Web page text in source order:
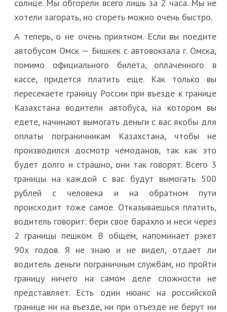
солнце. Мы обгорели всего лишь за 2 часа. Мы не
хотели загорать, но сгореть можно очень быстро.
А теперь, о не очень приятном. Если вы поедите
автобусом Омск — Бишкек с автовокзала г. Омска,
помимо официального билета, оплаченного в
кассе, придется платить еще. Как только вы
пересекаете границу России при въезде к границе
Казахстана водители автобуса, на котором вы
едете, начинают вымогать деньги с вас якобы для
оплаты пограничникам Казахстана, чтобы не
производился досмотр чемоданов, так как это
будет долго и страшно, они так говорят. Всего 3
границы на каждой с вас будут вымогать 500
рублей с человека и на обратном пути
происходит тоже самое. Отказываешься платить,
водитель говорит: бери свое барахло и неси через
2 границы пешком. В общем, напоминает рэкет
90х годов. Я не знаю и не видел, отдает ли
водитель деньги пограничным службам, но пройти
границу ничего на самом деле сложности не
представляет. Есть один нюанс на российской
границе ни на въезде, ни при отъезде не берут ни